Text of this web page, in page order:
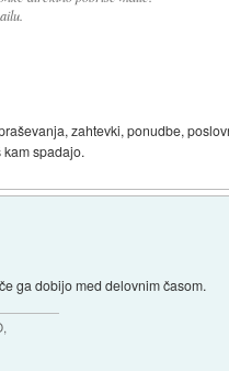
zahtevki, ponudbe,
spadajo.
ga dobijo med delovnim časom.